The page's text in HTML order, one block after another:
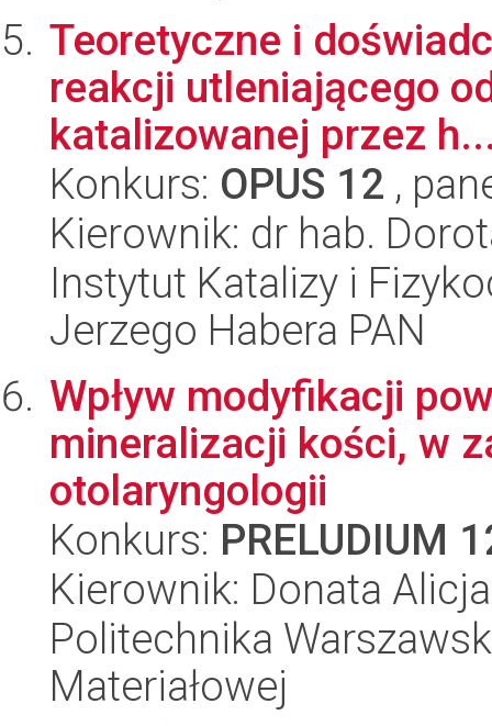
Teoretyczne i
reakcji utleniającego
katalizowanej przez
Konkurs: OPUS 12 ,
Kierownik: dr hab.
Instytut Katalizy i
Jerzego Habera PAN
Wpływ modyfikacji
mineralizacji kości, w
otolaryngologii
Konkurs: PRELUDIUM
Kierownik: Donata
Politechnika
Materiałowej